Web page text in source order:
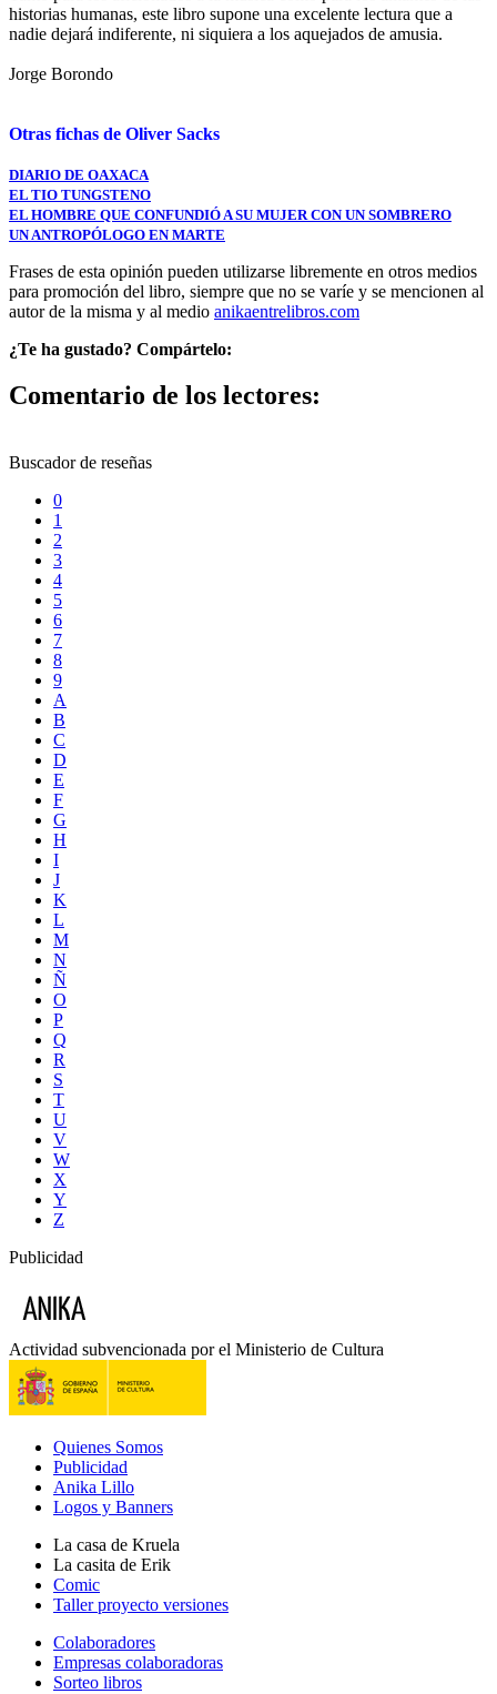
historias humanas, este libro supone una excelente lectura que a
nadie dejará indiferente, ni siquiera a los aquejados de amusia.
Jorge Borondo
Otras fichas de Oliver Sacks
DIARIO DE OAXACA
EL TIO TUNGSTENO
EL HOMBRE QUE CONFUNDIÓ A SU MUJER CON UN SOMBRERO
UN ANTROPÓLOGO EN MARTE
Frases de esta opinión pueden utilizarse libremente en otros medios
para promoción del libro, siempre que no se varíe y se mencionen al
autor de la misma y al medio anikaentrelibros.com
¿Te ha gustado? Compártelo:
Comentario de los lectores:
Buscador de reseñas
0
1
2
3
4
5
6
7
8
9
A
B
C
D
E
F
G
H
I
J
K
L
M
N
Ñ
O
P
Q
R
S
T
U
V
W
X
Y
Z
Publicidad
Actividad subvencionada por el Ministerio de Cultura
Quienes Somos
Publicidad
Anika Lillo
Logos y Banners
La casa de Kruela
La casita de Erik
Comic
Taller proyecto versiones
Colaboradores
Empresas colaboradoras
Sorteo libros